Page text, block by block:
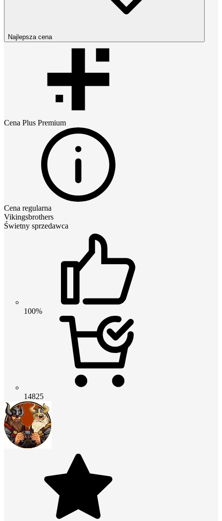
Najlepsza cena
Cena Plus Premium
Cena regularna
Vikingsbrothers
Świetny sprzedawca
100%
14825